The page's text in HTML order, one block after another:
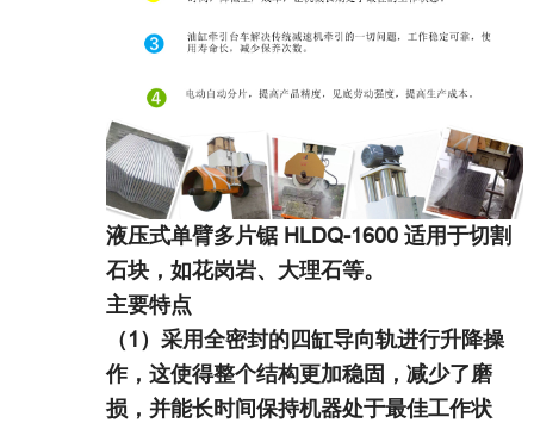
液压式单臂多片锯 HLDQ-1600 适用于切割
石块，如花岗岩、大理石等。
主要特点
（1）采用全密封的四缸导向轨进行升降操
作，这使得整个结构更加稳固，减少了磨
损，并能长时间保持机器处于最佳工作状